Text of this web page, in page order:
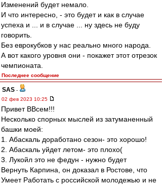
Изменений будет немало.
И что интересно, - это будет и как в случае
успеха и ... и в случае ... ну здесь не буду
говорить.
Без еврокубков у нас реально много народа.
А вот какого уровня они - покажет этот отрезок
чемпионата.
Последнее сообщение
SAS -
02 фев 2023 10:25
Привет ВВсем!!!
Несколько спорных мыслей из затуманенный
башки моей:
1. Абаскаль доработано сезон- это хорошо!
2. Абаскаль уйдет летом- это плохо(
3. Лукойл это не федун - нужно будет
Вернуть Карпина, он доказал в Ростове, что
Умеет Работать с российской молодежью и не